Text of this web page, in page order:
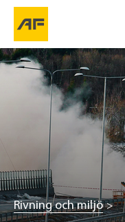
Rivning och miljö